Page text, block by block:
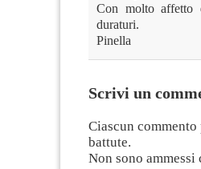
Con molto affetto
duraturi.
Pinella
Scrivi un
Ciascun
battute.
Non sono